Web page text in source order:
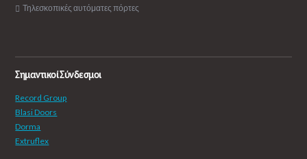
Τηλεσκοπικές αυτόματες πόρτες
Σημαντικοί Σύνδεσμοι
Record Group
Blasi Doors
Dorma
Extruflex